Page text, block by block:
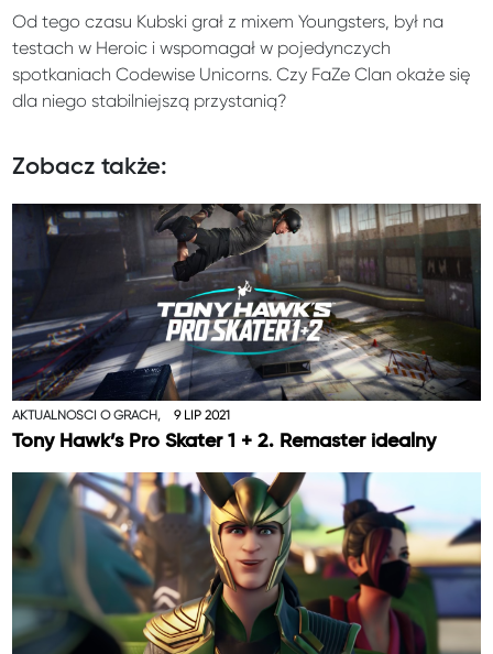
Od tego czasu Kubski grał z mixem Youngsters, był na
testach w Heroic i wspomagał w pojedynczych
spotkaniach Codewise Unicorns. Czy FaZe Clan okaże się
dla niego stabilniejszą przystanią?
Zobacz także:
AKTUALNOŚCI O GRACH, 9 LIP 2021
Tony Hawk’s Pro Skater 1 + 2. Remaster idealny